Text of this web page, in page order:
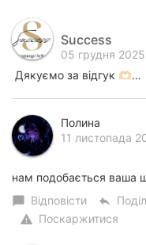
Success
05 грудня 2025
Дякуємо за відгук 🫶🏻…
Полина
11 листопада
нам подобається ваша
chat_bubble Відповісти reply
warning Поскаржитися